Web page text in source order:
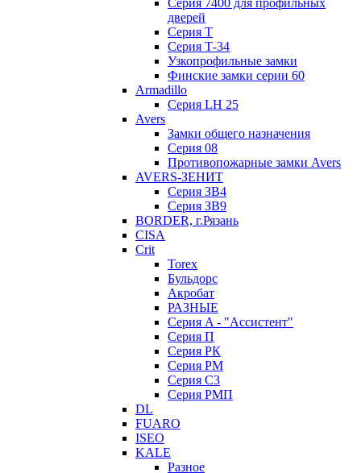
Серия 7400 для профильных
дверей
Серия Т
Серия Т-34
Узкопрофильные замки
Финские замки серии 60
Armadillo
Серия LH 25
Avers
Замки общего назначения
Серия 08
Противопожарные замки Avers
AVERS-ЗЕНИТ
Серия ЗВ4
Серия ЗВ9
BORDER, г.Рязань
CISA
Crit
Torex
Бульдорс
Акробат
РАЗНЫЕ
Серия A - "Ассистент"
Серия П
Серия РК
Серия РМ
Серия С3
Серия РМП
DL
FUARO
ISEO
KALE
Разное